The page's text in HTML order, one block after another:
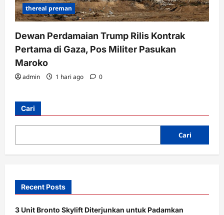
thereal preman
Dewan Perdamaian Trump Rilis Kontrak
Pertama di Gaza, Pos Militer Pasukan
Maroko
admin 1 hari ago 0
Cari
Cari
Recent Posts
3 Unit Bronto Skylift Diterjunkan untuk Padamkan